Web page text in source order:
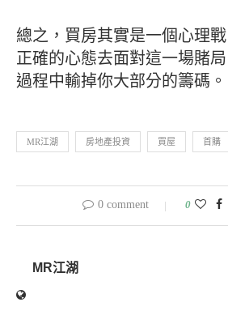
總之，買房其實是一個心理
正確的心態去面對這一場賭
過程中輸掉你大部分的籌碼。
MR江湖 房地產投資 買屋 首購
0 comment 0
MR江湖